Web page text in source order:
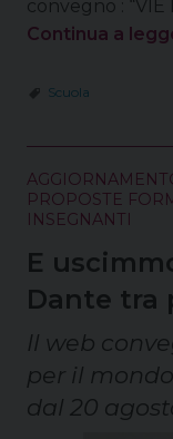
convegno : “VIE
Continua a
Scuola
PROPOSTE
INSEGNANTI
E
Dante tra
Il web
per il
dal 20